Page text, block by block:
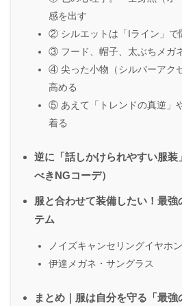
感を出す
② シルエットは「Iライン」で
③ フード、帽子、太ぶちメガ
④ 尖った小物（シルバーアク
高める
⑤ あえて「トレンドの真逆」
着る
逆に「話しかけられやすい服装
べきNGコーデ）
服と合わせて装備したい！最強
テム
ノイズキャンセリングイヤホ
伊達メガネ・サングラス
まとめ｜服は自分を守る「最